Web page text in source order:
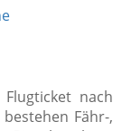
nach
Fähr-,